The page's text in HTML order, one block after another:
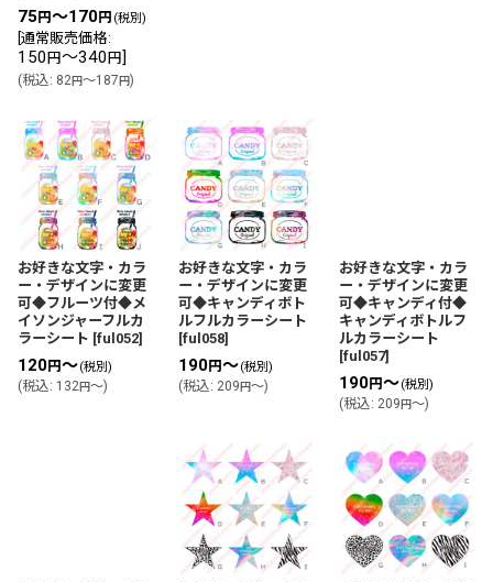
75 円～170円 (税別)
通常販売価格:
150 円～340 円]
(税込: 82円～187 円)
お好きな文字・カラ
ー・デザインに変更
可◆フルーツ付◆メ
イソンジャーフルカ
ラーシート [ful052]
120円～(税別)
(税込: 132円～)
お好きな文字・カラ
ー・デザインに変更
可◆キャンディボト
ルフルカラーシート
[ful058]
190円～(税別)
(税込: 209 円～)
お好きな文字・カラ
ー・デザインに変更
可◆キャンディ付◆
キャンディボトルフ
ルカラーシート
[ful057]
190円～(税別)
(税込: 209 円～)